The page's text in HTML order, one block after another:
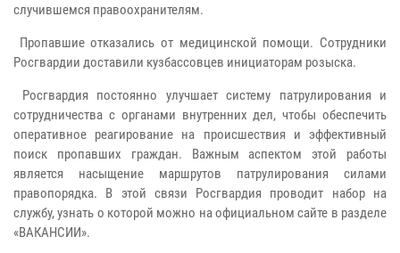
случившемся правоохранителям.
Пропавшие отказались от медицинской помощи. Сотрудники
Росгвардии доставили кузбассовцев инициаторам розыска.
Росгвардия постоянно улучшает систему патрулирования и
сотрудничества с органами внутренних дел, чтобы обеспечить
оперативное реагирование на происшествия и эффективный
поиск пропавших граждан. Важным аспектом этой работы
является насыщение маршрутов патрулирования силами
правопорядка. В этой связи Росгвардия проводит набор на
службу, узнать о которой можно на официальном сайте в разделе
«ВАКАНСИИ».